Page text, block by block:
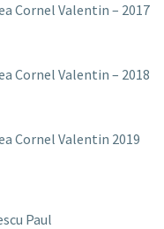
Cornel Valentin – 2017
Cornel Valentin – 2018
Cornel Valentin 2019
Paul